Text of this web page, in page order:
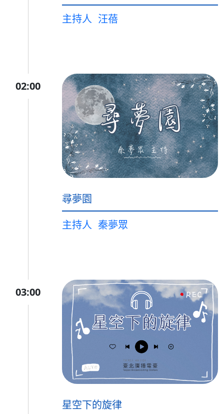
主持人 汪蓓
02:00
尋夢園
主持人 秦夢眾
03:00
星空下的旋律